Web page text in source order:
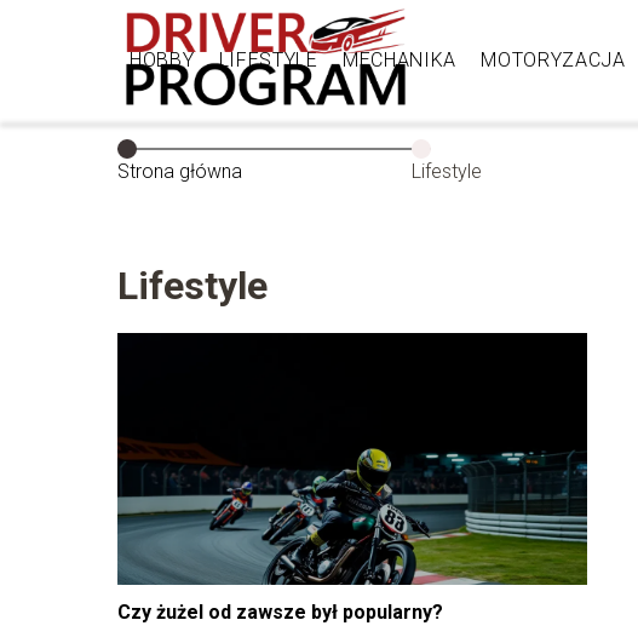
HOBBY LIFESTYLE MECHANIKA MOTORYZACJA
Strona główna Lifestyle
Lifestyle
Czy żużel od zawsze był popularny?